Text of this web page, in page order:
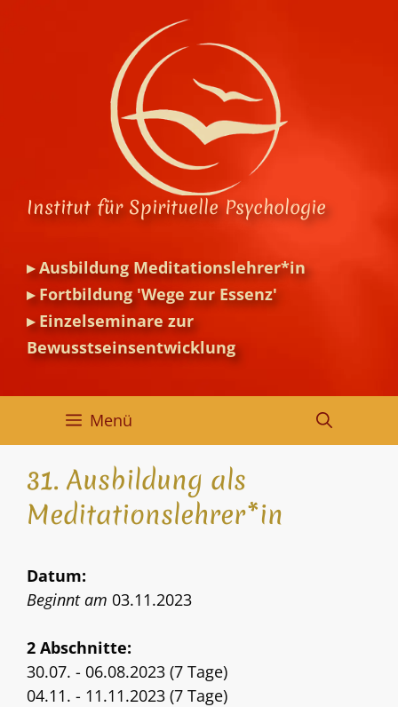
Institut für Spirituelle Psychologie
▸Ausbildung Meditationslehrer*in
▸Fortbildung 'Wege zur Essenz'
▸Einzelseminare zur
Bewusstseinsentwicklung
Menü
31. Ausbildung als
Meditationslehrer*in
Datum:
Beginnt am 03.11.2023
2 Abschnitte:
30.07. - 06.08.2023 (7 Tage)
04.11. - 11.11.2023 (7 Tage)